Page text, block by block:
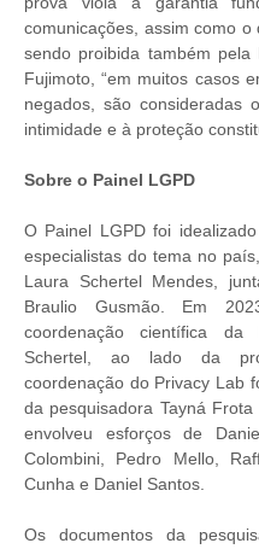
comunicações, assim como o
sendo proibida também pela
Fujimoto, “em muitos casos
negados, são consideradas
intimidade e à proteção
Sobre o Painel LGPD
O Painel LGPD foi
especialistas do tema no
Laura Schertel Mendes,
Braulio Gusmão. Em
coordenação científica da
Schertel, ao lado da
coordenação do Privacy Lab
da pesquisadora Tayná
envolveu esforços de
Colombini, Pedro Mello,
Cunha e Daniel Santos.
Os documentos da